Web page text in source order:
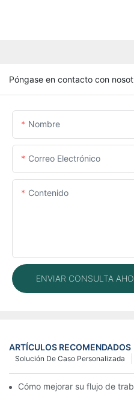
Póngase en contacto con
Nombre
Correo Electrónico
Contenido
ENVIAR CONSULTA
ARTÍCULOS RECOMENDADOS
Solución De Caso Personalizada
Cómo mejorar su flujo de